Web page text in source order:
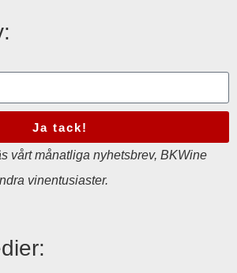
Ja tack!
vårt månatliga nyhetsbrev, BKWine
vinentusiaster.